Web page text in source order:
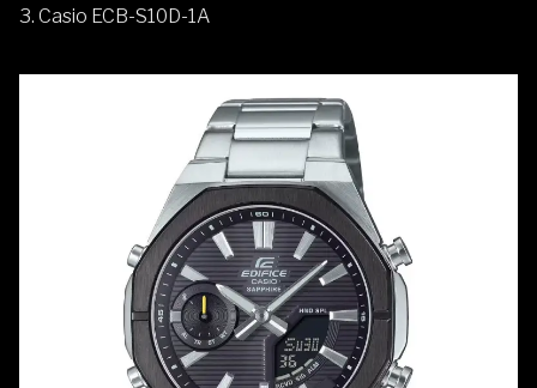
3. Casio ECB-S10D-1A